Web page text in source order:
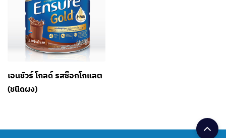
เอนชัวร์ โกลด์ รสช็อกโกแลต
(ชนิดผง)